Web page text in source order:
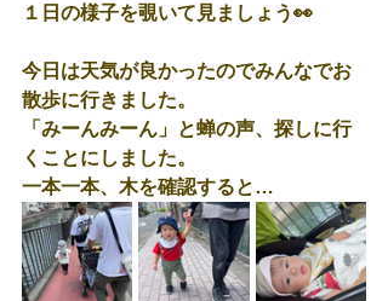
１日の様子を覗いて見ましょう👀
今日は天気が良かったのでみんなでお
散歩に行きました。
「みーんみーん」と蝉の声、探しに行
くことにしました。
一本一本、木を確認すると…